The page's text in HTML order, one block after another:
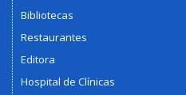
Sul
Bahia
Bibliotecas
Restaurantes
Editora
Hospital de Clínicas